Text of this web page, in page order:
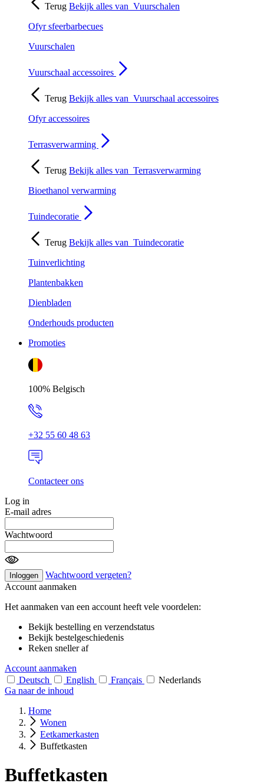
Terug Bekijk alles van Vuurschalen
Ofyr sfeerbarbecues
Vuurschalen
Vuurschaal accessoires
Terug Bekijk alles van Vuurschaal accessoires
Ofyr accessoires
Terrasverwarming
Terug Bekijk alles van Terrasverwarming
Bioethanol verwarming
Tuindecoratie
Terug Bekijk alles van Tuindecoratie
Tuinverlichting
Plantenbakken
Dienbladen
Onderhouds producten
Promoties
100% Belgisch
+32 55 60 48 63
Contacteer ons
Log in
E-mail adres
Wachtwoord
Inloggen
Wachtwoord vergeten?
Account aanmaken
Het aanmaken van een account heeft vele voordelen:
Bekijk bestelling en verzendstatus
Bekijk bestelgeschiedenis
Reken sneller af
Account aanmaken
Deutsch
English Français
Nederlands
Ga naar de inhoud
Home
Wonen
Eetkamerkasten
Buffetkasten
Buffetkasten